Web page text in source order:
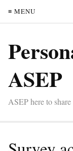
≡ MENU
ASEP
ASEP here to share